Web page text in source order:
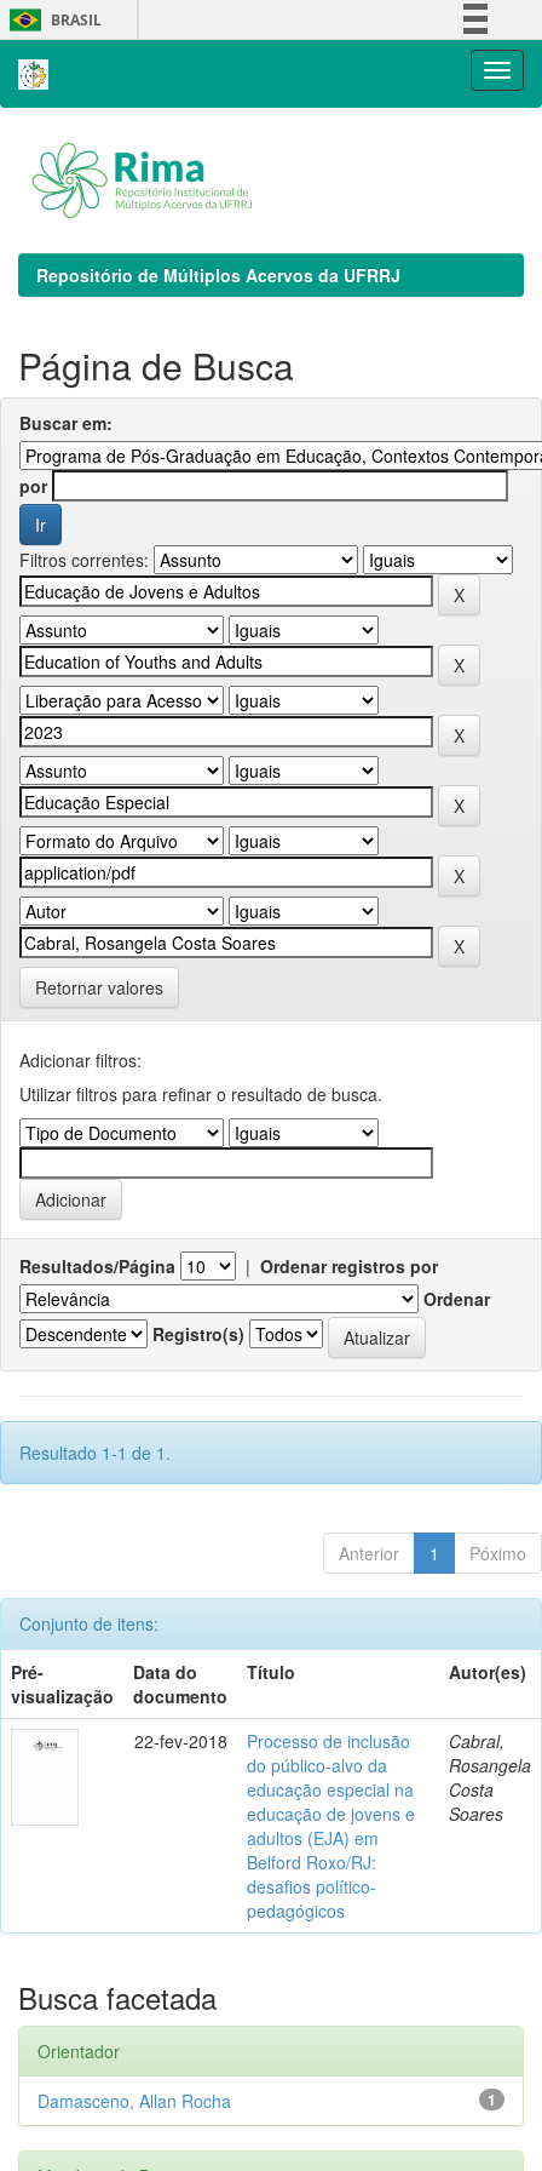
Skip
navigation
BRASIL
Repositório de Múltiplos Acervos da UFRRJ
Página de Busca
Buscar em:
por
Filtros correntes:
Retornar valores
Adicionar filtros:
Utilizar filtros para refinar o resultado de busca.
Resultados/Página | Ordenar registros por
Ordenar
Registro(s)
Resultado 1-1 de 1.
Anterior 1 Póximo
Conjunto de itens:
Pré-
visualização
Data do
documento
Título Autor(es)
22-fev-2018
Processo de inclusão
do público-alvo da
educação especial na
educação de jovens e
adultos (EJA) em
Belford Roxo/RJ:
desafios político-
pedagógicos
Cabral,
Rosangela
Costa
Soares
Busca facetada
Orientador
1
Damasceno, Allan Rocha